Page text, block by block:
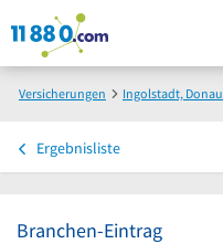
Versicherungen
Ingolstadt, Donau
Ergebnisliste
Branchen-Eintrag